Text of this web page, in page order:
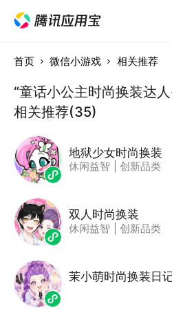
首页 微信小游戏 相关推荐
“童话小公主时尚换装达
相关推荐(35)
地狱少女时尚换装
休闲益智 创新品类
双人时尚换装
休闲益智 创新品类
茉小萌时尚换装日